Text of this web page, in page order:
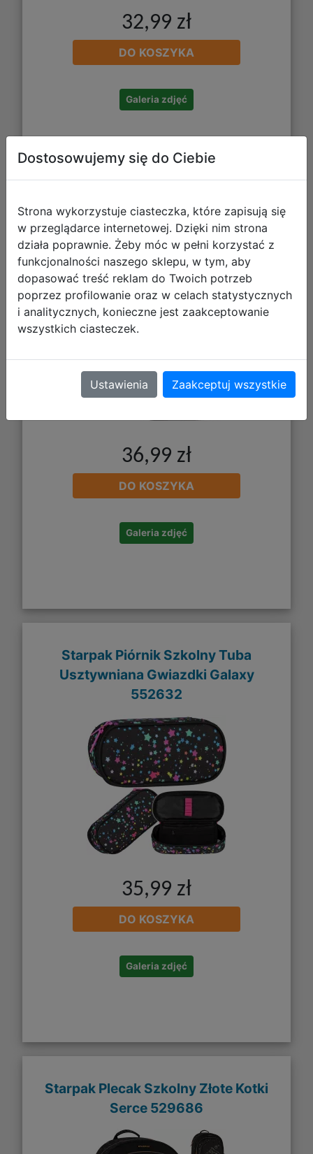
32,99 zł
DO KOSZYKA
Galeria zdjęć
Starpak Piórnik Szkolny Tuba
Usztywniana Złote Kotki Serce
553164
36,99 zł
DO KOSZYKA
Galeria zdjęć
Starpak Piórnik Szkolny Tuba
Usztywniana Gwiazdki Galaxy
552632
35,99 zł
DO KOSZYKA
Galeria zdjęć
Starpak Plecak Szkolny Złote Kotki
Serce 529686
Dostosowujemy się do Ciebie
Strona wykorzystuje ciasteczka, które zapisują się
w przeglądarce internetowej. Dzięki nim strona
działa poprawnie. Żeby móc w pełni korzystać z
funkcjonalności naszego sklepu, w tym, aby
dopasować treść reklam do Twoich potrzeb
poprzez profilowanie oraz w celach statystycznych
i analitycznych, konieczne jest zaakceptowanie
wszystkich ciasteczek.
Ustawienia Zaakceptuj wszystkie